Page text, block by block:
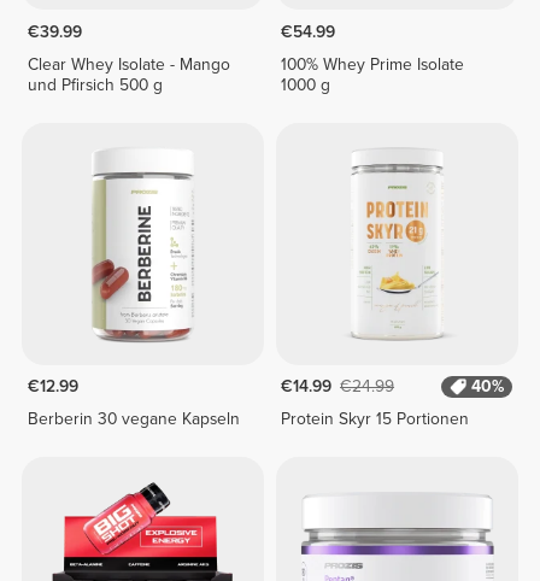
€39.99
Clear Whey Isolate - Mango
und Pfirsich 500 g
€54.99
100% Whey Prime Isolate
1000 g
€12.99
Berberin 30 vegane Kapseln
€14.99 €24.99
40%
Protein Skyr 15 Portionen